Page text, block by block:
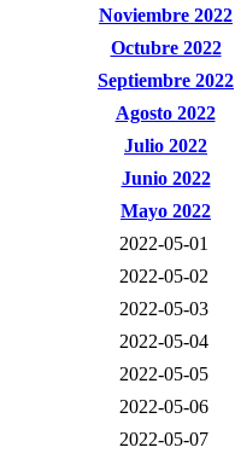
Noviembre 2022
Octubre 2022
Septiembre 2022
Agosto 2022
Julio 2022
Junio 2022
Mayo 2022
2022-05-01
2022-05-02
2022-05-03
2022-05-04
2022-05-05
2022-05-06
2022-05-07